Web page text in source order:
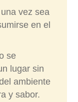
vez sea
en el
se
lugar sin
ambiente
y sabor.